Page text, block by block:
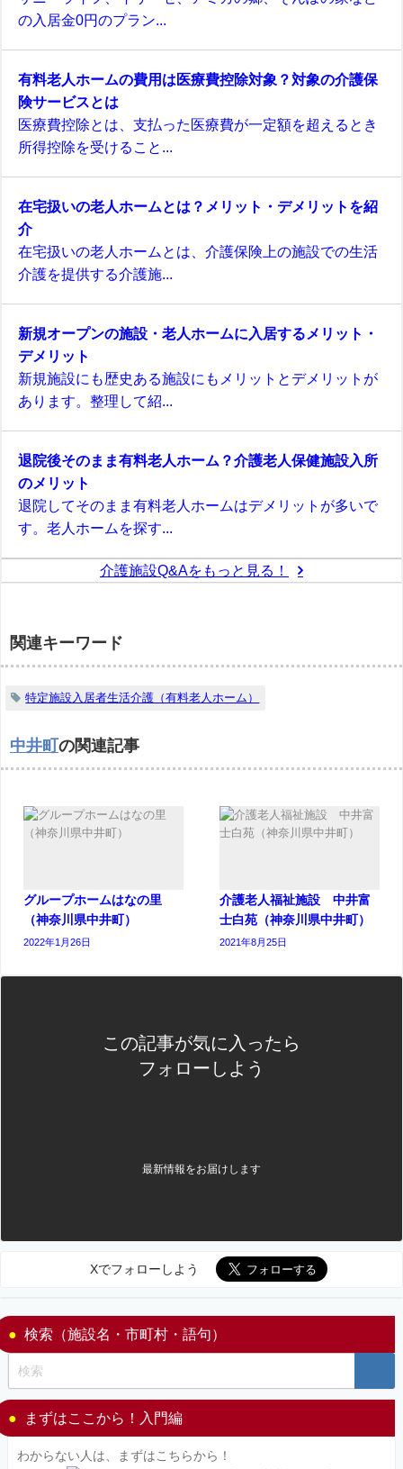
の入居金0円のプラン...
有料老人ホームの費用は医療費控除対象？対象の介護保
険サービスとは
医療費控除とは、支払った医療費が一定額を超えるとき
所得控除を受けること...
在宅扱いの老人ホームとは？メリット・デメリットを紹
介
在宅扱いの老人ホームとは、介護保険上の施設での生活
介護を提供する介護施...
新規オープンの施設・老人ホームに入居するメリット・
デメリット
新規施設にも歴史ある施設にもメリットとデメリットが
あります。整理して紹...
退院後そのまま有料老人ホーム？介護老人保健施設入所
のメリット
退院してそのまま有料老人ホームはデメリットが多いで
す。老人ホームを探す...
介護施設Q&Aをもっと見る！
関連キーワード
特定施設入居者生活介護（有料老人ホーム）
中井町 の関連記事
グループホームはなの里
（神奈川県中井町）
2022年1月26日
介護老人福祉施設 中井富
士白苑（神奈川県中井町）
2021年8月25日
この記事が気に入ったら
フォローしよう
最新情報をお届けします
Xでフォローしよう
検索（施設名・市町村・語句）
まずはここから！入門編
わからない人は、まずはこちらから！